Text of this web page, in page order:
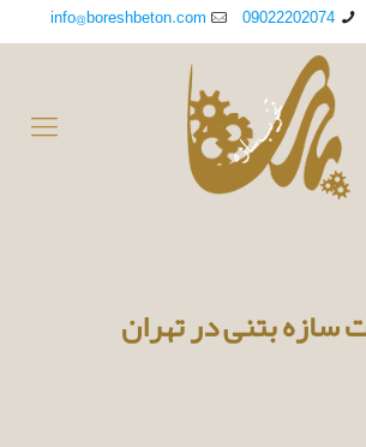
09022202074
info@boreshbeton.com
سازه بتنی در تهران